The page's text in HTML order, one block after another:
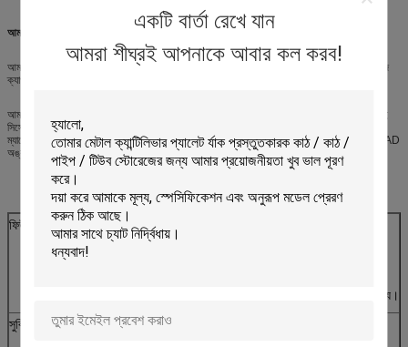
একটি বার্তা রেখে যান
আমরা শীঘ্রই আপনাকে আবার কল করব!
আমাদের সাথে যোগাযোগ করুন আপনার অনন্য উপাদান হ্যান্ডলিং প্রয়োজনীয়তা নির্ধারণ করতে সাহায্য করার জন্যঃ
আমরা একটি mezzanine তল ডিজাইন করতে পারি যা আপনার ব্যক্তিগত চাহিদার জন্য ১০০% বেশি স্টোরেজ
ক্যাপাসিটি তৈরি করতে পারে।
আমাদের বাণিজ্যিক অংশীদারদের একটি শক্তিশালী প্রতিযোগিতামূলক সুবিধা প্রদানের জন্য বিশেষভাবে উন্নত এই
সিস্টেমটি বাজারের একমাত্র সম্পূর্ণ সমন্বিত এবং কম্পিউটারাইজড মেজানিন মেঝে উত্পাদন ব্যবস্থা।এটি
ম্যানেজমেন্টের তথ্য থেকে উৎপাদন প্রক্রিয়ার সমস্ত মূল উপাদান একত্রিত করে, উত্পাদন সময়সূচী, বিস্তারিত CAD
অঙ্কন এবং উপকরণ সংগ্রহ থেকে উত্পাদন অঙ্কন এবং ইনস্টলেশন সময়সূচী এক সম্পূর্ণ সমন্বিত সিস্টেমে।
ফিউচার
4মেজানাইন মেঝে রেলিংয়ের সুবিধা হল নিরাপদ, সুন্দর এবং অপসারণযোগ্য।
সুবিধা
যেকোনো স্টোরেজ প্রয়োজন মেটাতে বহুমুখিতা এবং নমনীয়তাঃ